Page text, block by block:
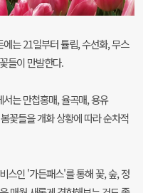
는 21일부터 튤립, 수선화, 무스
들이 만발한다.
는 만첩홍매, 율곡매, 용유
꽃들을 개화 상황에 따라 순차적
스인 '가든패스'를 통해 꽃, 숲, 정